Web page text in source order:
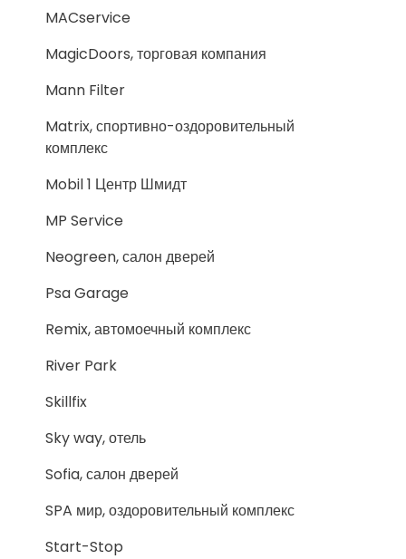
MACservice
MagicDoors, торговая компания
Mann Filter
Matrix, спортивно-оздоровительный
комплекс
Mobil 1 Центр Шмидт
MP Service
Neogreen, салон дверей
Psa Garage
Remix, автомоечный комплекс
River Park
Skillfix
Sky way, отель
Sofia, салон дверей
SPA мир, оздоровительный комплекс
Start-Stop